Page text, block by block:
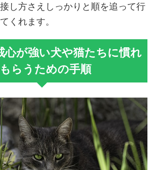
し方さえしっかりと順を追って行
くれます。
心が強い犬や猫たちに慣れ
らうための手順